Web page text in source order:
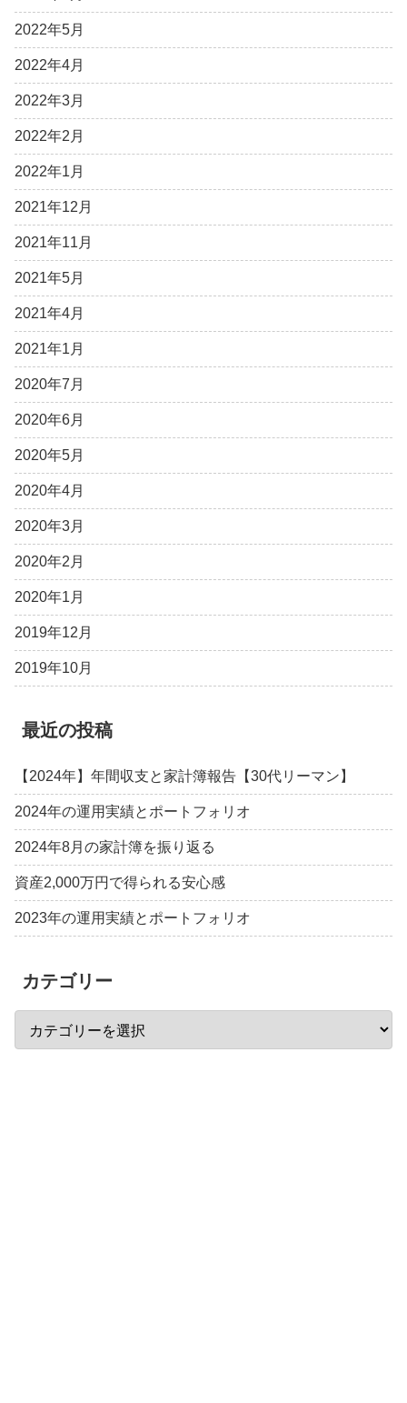
2022年5月
2022年4月
2022年3月
2022年2月
2022年1月
2021年12月
2021年11月
2021年5月
2021年4月
2021年1月
2020年7月
2020年6月
2020年5月
2020年4月
2020年3月
2020年2月
2020年1月
2019年12月
2019年10月
最近の投稿
【2024年】年間収支と家計簿報告【30代リーマン】
2024年の運用実績とポートフォリオ
2024年8月の家計簿を振り返る
資産2,000万円で得られる安心感
2023年の運用実績とポートフォリオ
カテゴリー